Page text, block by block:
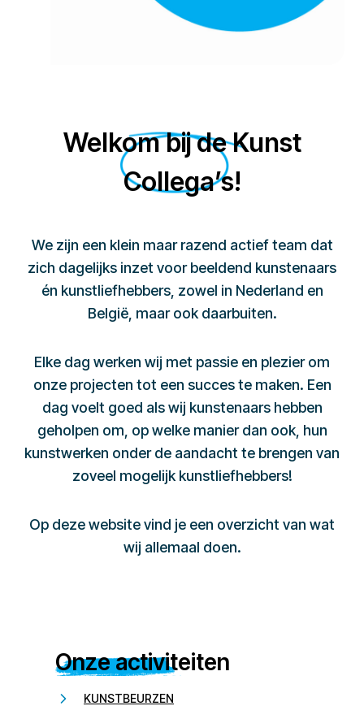
Welkom bij de Kunst
Collega’s!
We zijn een klein maar razend actief team dat
zich dagelijks inzet voor beeldend kunstenaars
én kunstliefhebbers, zowel in Nederland en
België, maar ook daarbuiten.
Elke dag werken wij met passie en plezier om
onze projecten tot een succes te maken. Een
dag voelt goed als wij kunstenaars hebben
geholpen om, op welke manier dan ook, hun
kunstwerken onder de aandacht te brengen van
zoveel mogelijk kunstliefhebbers!
Op deze website vind je een overzicht van wat
wij allemaal doen.
Onze activiteiten
KUNSTBEURZEN